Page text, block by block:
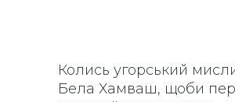
Колись угорський
Бела Хамваш, щоби